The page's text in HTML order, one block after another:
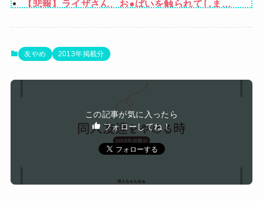
ｗｗｗｗ
【悲報】ライザさん、お●ぱいを触られてしまう
女性「レイプされました」検事「嘘では？」女性
立ち食いそばどこのが好き？ 狭山そば、富士そ
私は『匂い』で “病気” が分かる→ある日、義弟
嫁の子供から「ガンの匂い」がし始めたので、夫
経由で「ガンではないか」と伝えたら怒って絶
縁、その結果・・・
同僚男性とのお付き合いを断ったら「理屈に合わ
ない主張を振りかざす感情的なヒステリー女」と
言いふらされて・・・
Powered by livedoor 相互RSS
友やめ 2013年掲載分
この記事が気に入ったら
フォローしてね！